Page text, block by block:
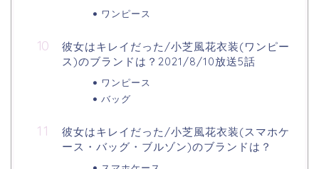
ワンピース
彼女はキレイだった/小芝風花衣装(ワンピー
ス)のブランドは？2021/8/10放送5話
ワンピース
バッグ
彼女はキレイだった/小芝風花衣装(スマホケ
ース・バッグ・ブルゾン)のブランドは？